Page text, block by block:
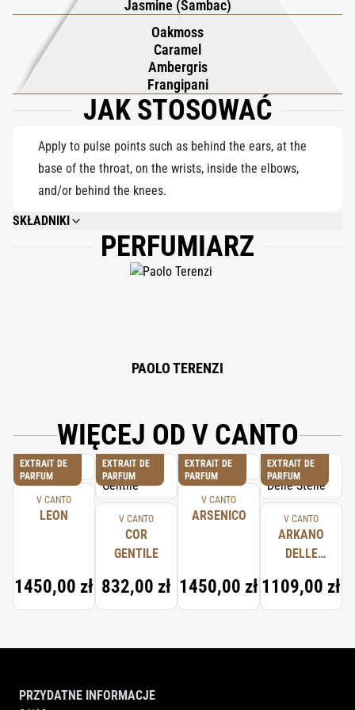
tahitańskiej, wzbogacone kremowym indonezyjskim mlekiem
kokosowym i hipnotycznym indyjskim jaśminem Sambac. W
bazie toskański mech dębowy i magnetyczna ambra
zakotwiczają kompozycję, podczas gdy hawajska frangipani i
soczysty turecki karmel pozostawiają zmysłowy, trwały ślad –
Jasmine (Sambac)
Oakmoss
Caramel
Ambergris
Frangipani
JAK STOSOWAĆ
Apply to pulse points such as behind the ears, at the
base of the throat, on the wrists, inside the elbows,
and/or behind the knees.
SKŁADNIKI
ALCOHOL DENAT., PARFUM (FRAGRANCE), HEXAMETHYLINDANOPYRAN,
TETRAMETHYL ACETYLOCTAHYDRONAPHTHALENES, GERANIOL, CITRUS
LIMON (LEMON) PEEL OIL, LIMONENE, BENZYL BENZOATE,
PERFUMIARZ
PAOLO TERENZI
WIĘCEJ OD V CANTO
EXTRAIT DE
PARFUM
V CANTO
LEON
1450,00 zł
EXTRAIT DE
PARFUM
V CANTO
COR
GENTILE
832,00 zł
EXTRAIT DE
PARFUM
V CANTO
ARSENICO
1450,00 zł
EXTRAIT DE
PARFUM
V CANTO
ARKANO
DELLE
1109,00 zł
PRZYDATNE INFORMACJE